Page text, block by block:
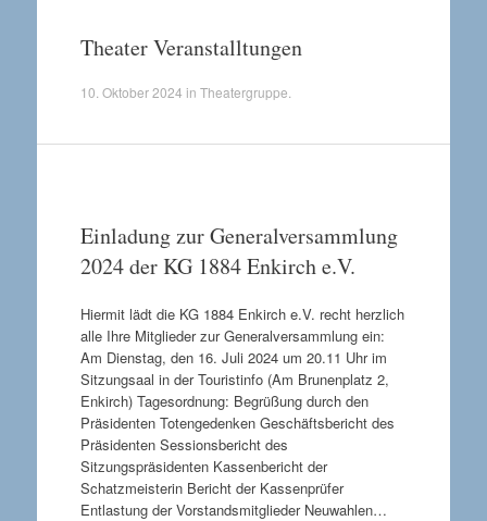
Theater Veranstalltungen
10. Oktober 2024 in Theatergruppe
Einladung zur Generalversammlung
2024 der KG 1884 Enkirch e.V.
Hiermit lädt die KG 1884 Enkirch e.V. recht herzlich
alle Ihre Mitglieder zur Generalversammlung ein:
Am Dienstag, den 16. Juli 2024 um 20.11 Uhr im
Sitzungsaal in der Touristinfo (Am Brunenplatz 2,
Enkirch) Tagesordnung: Begrüßung durch den
Präsidenten Totengedenken Geschäftsbericht des
Präsidenten Sessionsbericht des
Sitzungspräsidenten Kassenbericht der
Schatzmeisterin Bericht der Kassenprüfer
Entlastung der Vorstandsmitglieder Neuwahlen…